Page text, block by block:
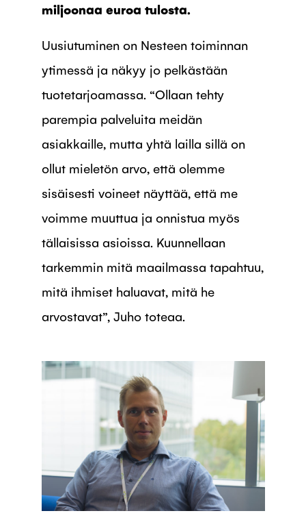
miljoonaa euroa tulosta.
Uusiutuminen on Nesteen toiminnan
ytimessä ja näkyy jo pelkästään
tuotetarjoamassa. “Ollaan tehty
parempia palveluita meidän
asiakkaille, mutta yhtä lailla sillä on
ollut mieletön arvo, että olemme
sisäisesti voineet näyttää, että me
voimme muuttua ja onnistua myös
tällaisissa asioissa. Kuunnellaan
tarkemmin mitä maailmassa tapahtuu,
mitä ihmiset haluavat, mitä he
arvostavat”, Juho toteaa.